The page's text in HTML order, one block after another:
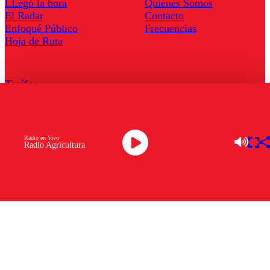
Radio Agricultura
Radio en Vivo
LLegó la hora
El Radar
Enfoqué Público
Hoja de Ruta
Quienes Somos
Contacto
Frecuencias
Tarifas
Descarga la APP